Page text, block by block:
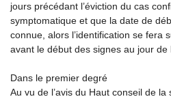
jours précédant l’éviction du cas
symptomatique et que la date de
connue, alors l’identification se fera
avant le début des signes au jour de
Dans le premier degré
Au vu de l’avis du Haut conseil de